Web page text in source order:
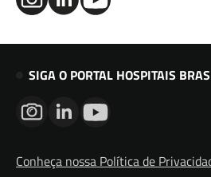
SIGA O PORTAL HOSPITAIS
Conheça nossa Política de